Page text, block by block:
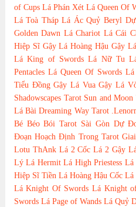
of Cups Lá Phán Xét Lá Queen Of
Lá Toà Tháp Lá Ác Quỷ Beryl
Golden Dawn Lá Chariot Lá Cái
Hiệp Sĩ Gậy Lá Hoàng Hậu Gậy
Lá King of Swords Lá Nữ Tu
Pentacles Lá Queen Of Swords Lá
Tiểu Đồng Gậy Lá Vua Gậy Lá
Shadowscapes Tarot Sun and Moon
Lá Bài Dreaming Way Tarot
Bé Béo Bói Tarot Sài Gòn Dự
Đoạn Hoạch Định Trong Tarot
Lotu ThAnk Lá 2 Cốc Lá 2 Gậy
Lý Lá Hermit Lá High Priestess Lá
Hiệp Sĩ Tiền Lá Hoàng Hậu Cốc Lá
Lá Knight Of Swords Lá Knight
Swords Lá Page of Wands Lá Quỷ